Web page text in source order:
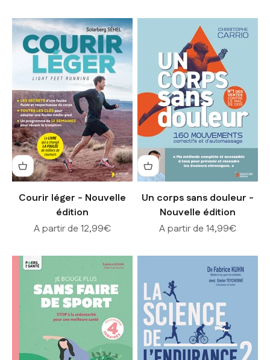
Courir léger - Nouvelle
édition
Prix de vente
A partir de 12,99€
Un corps sans douleur -
Nouvelle édition
Prix de vente
A partir de 14,99€